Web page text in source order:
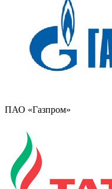
ПАО «Газпром»